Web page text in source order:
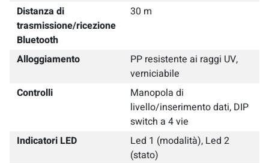
Distanza di
trasmissione/ricezione
Bluetooth
30 m
Alloggiamento
PP resistente ai raggi UV,
verniciabile
Controlli
Manopola di
livello/inserimento dati, DIP
switch a 4 vie
Indicatori LED
Led 1 (modalità), Led 2
(stato)